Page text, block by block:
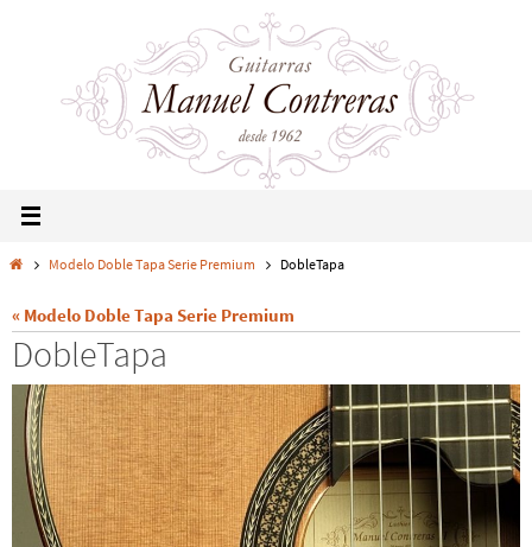
Modelo Doble Tapa Serie Premium DobleTapa
« Modelo Doble Tapa Serie Premium
DobleTapa